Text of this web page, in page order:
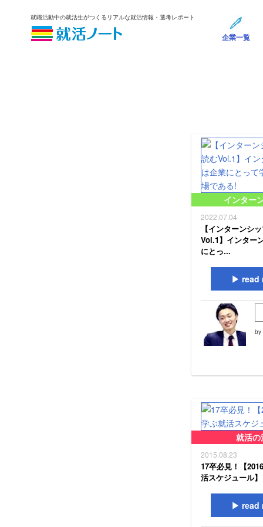
就職活動中の就活生がつくるリアルな就活情報・選考レポート
企業一覧
インター
2022.07.04
【インターンシ
Vol.1】インター
にとっ...
read
by
就活の
2015.08.23
17卒必見！【
活スケジュール】
read